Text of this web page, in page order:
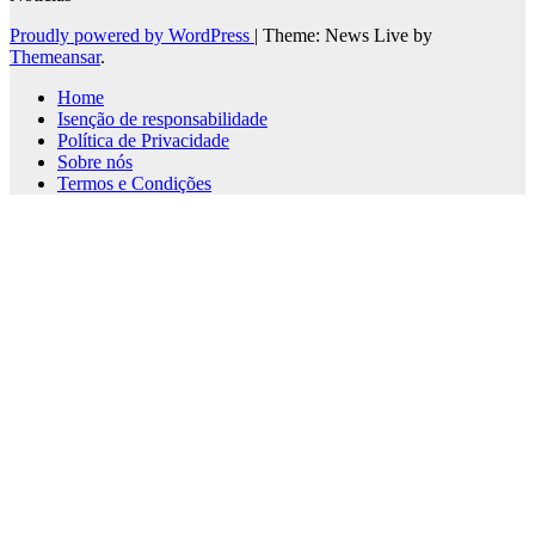
Proudly powered by WordPress | Theme: News Live by
Themeansar.
Home
Isenção de responsabilidade
Política de Privacidade
Sobre nós
Termos e Condições